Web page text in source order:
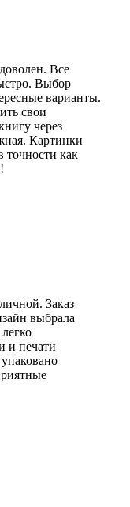
Все
Выбор
варианты.
свои
через
Картинки
точности как
Заказ
выбрала
и печати